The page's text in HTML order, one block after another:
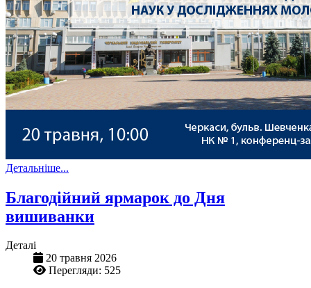
Детальніше...
Благодійний ярмарок до Дня
вишиванки
Деталі
20 травня 2026
Перегляди: 525